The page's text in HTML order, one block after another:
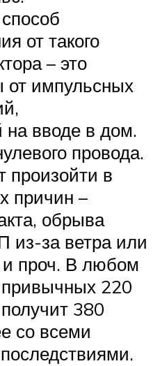
от такого
– это
от импульсных
на вводе в дом.
провода.
в
причин –
обрыва
из-за ветра или
проч. В любом
220
380
со всеми